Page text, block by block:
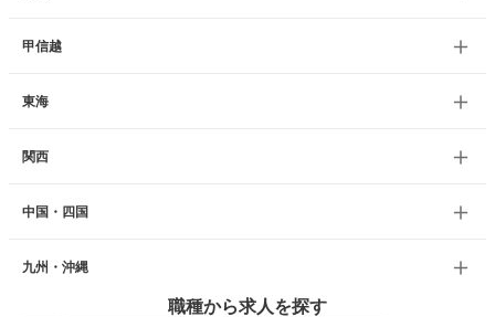
甲信越
東海
関西
中国・四国
九州・沖縄
職種から求人を探す